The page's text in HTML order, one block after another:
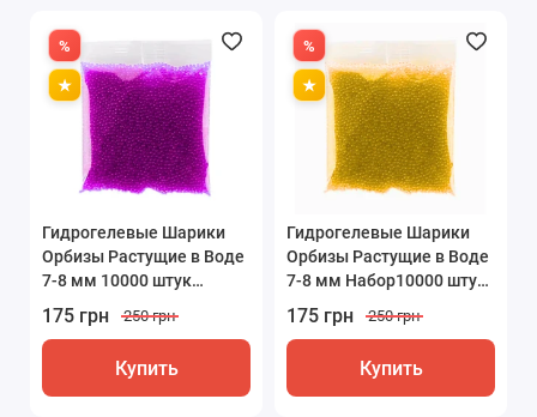
Гидрогелевые Шарики
Орбизы Растущие в Воде
7-8 мм 10000 штук
Фиолетовые
175 грн 250 грн
Купить
Гидрогелевые Шарики
Орбизы Растущие в Воде
7-8 мм Набор10000 штук
Желтые
175 грн 250 грн
Купить